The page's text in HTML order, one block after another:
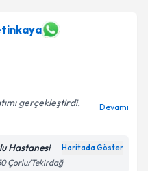
gerçekleştirdi.
Devamı
Hastanesi Haritada Göster
Çorlu/Tekirdağ